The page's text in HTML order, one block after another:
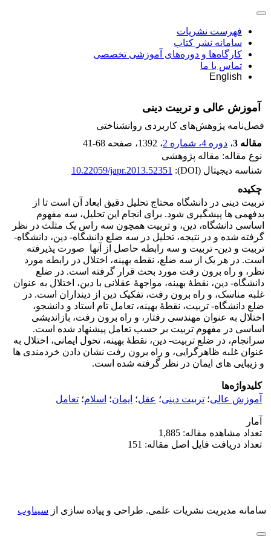
فهرست نشریات
سامانه نشر کتاب
کارگاه‌ها و دوره‌های آموزشی تخصصی
تماس با ما
English
آموزش عالی و تربیت دینی
فصل‌نامه پژوهش‌های کاربردی روانشناختی
مقاله 3
، دوره 4، شماره 2 ، 1392 ، صفحه 41-68
نوع مقاله: مقاله پژوهشی
شناسه دیجیتال (DOI):
10.22059/japr.2013.52351
چکیده
تربیت دینی در دانشگاه محتاج تحلیل دقیق ابعاد آن است تا از
بدفهمی ها پیشگیری شود. برای انجام این تحلیل، سه مفهوم
اساسی دانشگاه، دین، و تربیت همچون سه راس یک مثلث در نظر
گرفته شده و در نتیجه، تحلیل در سه ضلع دانشگاه- دین، دانشگاه-
تربیت و دین- تربیت و سه رابطه حاصل از آنها صورت پذیرفته
است. در هر یک از سه ضلع، نقطه بهینه، اختلال در رابطه مورد
نظر،‌ و راه برون رفت مورد بحث قرار گرفته است. در ضلع
دانشگاه- دین، نقطۀ بهینه، مواجهۀ عقلانی با دین، اختلال به عنوان
غلبه مناسک، و راه برون رفت، تفکیک دین از دینداران است. در
ضلع دانشگاه- تربیت، نقطۀ بهینه، تعامل تام استاد و دانشجو،
اختلال به عنوان مهندسی رفتار، و ‌راه برون رفت، بازاندیشی
اساسی در مفهوم تربیت بر حسب تعامل پیشنهاد شده است.
سرانجام، در ضلع تربیت- دین،‌ نقطۀ بهینه، تحول ایمانی، اختلال به
عنوان غلبه ظاهرگرایی، و راه برون رفت نشان دادن خردمندی ها
و زیبایی های ایمان در نظر گرفته شده است.
کلیدواژه‌ها
آموزش عالی؛ تربیت دینی؛ عقل؛ ایمان؛ اسلام؛ تعامل
آمار
تعداد مشاهده مقاله: 1,885
تعداد دریافت فایل اصل مقاله: 151
سامانه مدیریت نشریات علمی. طراحی و پیاده سازی از سیناوب